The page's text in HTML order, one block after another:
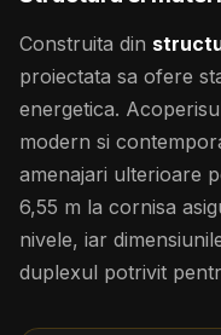
Construita din
proiectata sa ofere
energetica.
modern si
amenajari ulterioare
6,55 m la cornisa
nivele, iar
duplexul potrivit